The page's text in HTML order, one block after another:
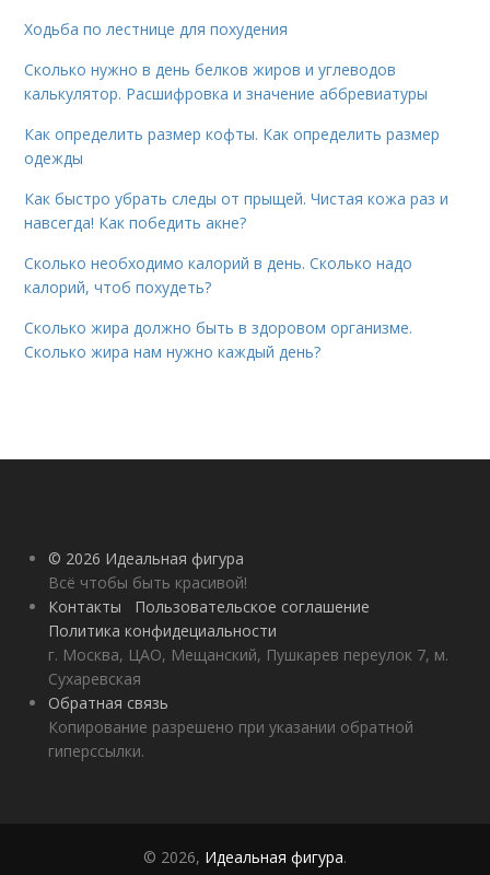
Ходьба по лестнице для похудения
Сколько нужно в день белков жиров и углеводов
калькулятор. Расшифровка и значение аббревиатуры
Как определить размер кофты. Как определить размер
одежды
Как быстро убрать следы от прыщей. Чистая кожа раз и
навсегда! Как победить акне?
Сколько необходимо калорий в день. Сколько надо
калорий, чтоб похудеть?
Сколько жира должно быть в здоровом организме.
Сколько жира нам нужно каждый день?
© 2026 Идеальная фигура
Всё чтобы быть красивой!
Контакты
Пользовательское соглашение
Политика конфидециальности
г. Москва, ЦАО, Мещанский, Пушкарев переулок 7, м.
Сухаревская
Обратная связь
Копирование разрешено при указании обратной
гиперссылки.
© 2026, Идеальная фигура.